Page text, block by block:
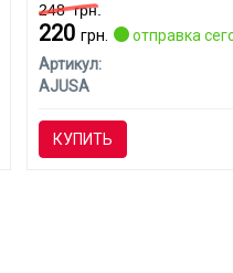
248грн.
220грн.
отправка
Артикул:
AJUSA
КУПИТЬ